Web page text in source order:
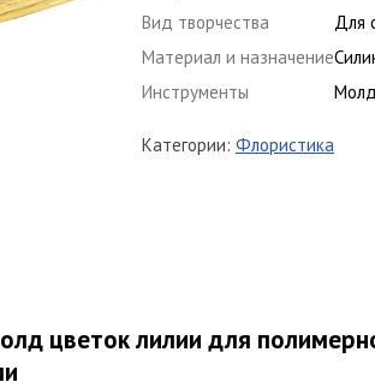
Вид творчества
Для
Материал и назначение
Инструменты
Категории: Флористика
цветок лилии для